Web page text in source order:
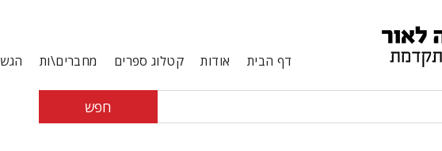
דף הבית אודות קטלוג ספרים מחברים\ות
חפש